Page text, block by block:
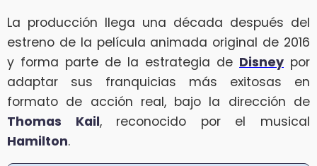
La producción llega una década después del
estreno de la película animada original de 2016
y forma parte de la estrategia de Disney por
adaptar sus franquicias más exitosas en
formato de acción real, bajo la dirección de
Thomas Kail, reconocido por el musical
Hamilton.